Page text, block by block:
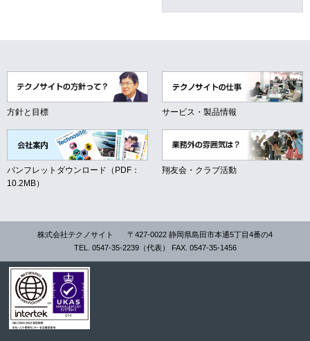
方針と目標 サービス・製品情報
パンフレットダウンロード（PDF：
10.2MB）
翔友会・クラブ活動
株式会社テクノサイト
〒427-0022 静岡県島田市本通5丁目4番の4
TEL. 0547-35-2239（代表） FAX. 0547-35-1456